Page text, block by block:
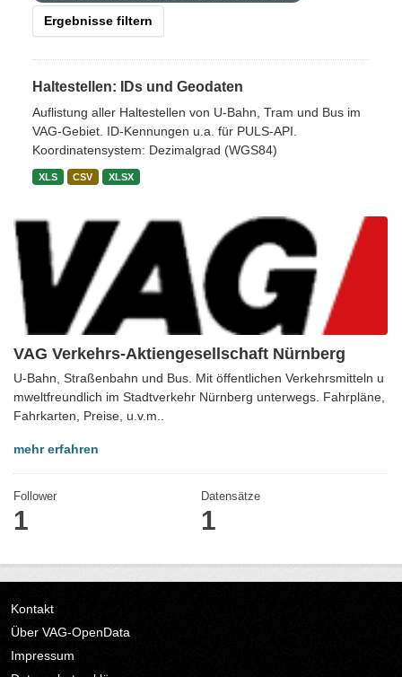
VAG Verkehrs-Aktiengesellschaft Nürnberg
U-Bahn, Straßenbahn und Bus. Mit öffentlichen Verkehrsmitteln u
mweltfreundlich im Stadtverkehr Nürnberg unterwegs. Fahrpläne,
Fahrkarten, Preise, u.v.m..
mehr erfahren
Follower
1
Datensätze
1
Ergebnisse filtern
Haltestellen: IDs und Geodaten
Auflistung aller Haltestellen von U-Bahn, Tram und Bus im
VAG-Gebiet. ID-Kennungen u.a. für PULS-API.
Koordinatensystem: Dezimalgrad (WGS84)
XLS CSV XLSX
Kontakt
Über VAG-OpenData
Impressum